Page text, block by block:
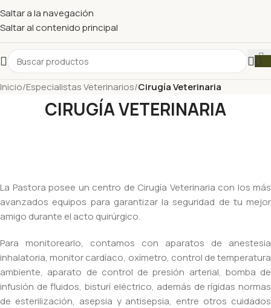
Saltar a la navegación
Saltar al contenido principal
Inicio/Especialistas Veterinarios/Cirugía Veterinaria
CIRUGÍA VETERINARIA
La Pastora posee un centro de Cirugía Veterinaria con los más
avanzados equipos para garantizar la seguridad de tu mejor
amigo durante el acto quirúrgico.
Para monitorearlo, contamos con aparatos de anestesia
inhalatoria, monitor cardíaco, oxímetro, control de temperatura
ambiente, aparato de control de presión arterial, bomba de
infusión de fluidos, bisturí eléctrico, además de rígidas normas
de esterilización, asepsia y antisepsia, entre otros cuidados